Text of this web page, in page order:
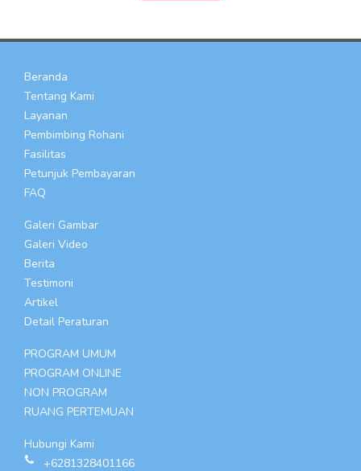
Beranda
Tentang Kami
Layanan
Pembimbing Rohani
Fasilitas
Petunjuk Pembayaran
FAQ
Galeri Gambar
Galeri Video
Berita
Testimoni
Artikel
Detail Peraturan
PROGRAM UMUM
PROGRAM ONLINE
NON PROGRAM
RUANG PERTEMUAN
Hubungi Kami
+6281328401166